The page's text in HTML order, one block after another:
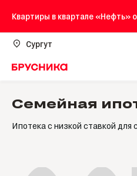
Квартиры в квартале «Нефть»
Сургут
Семейная
Ипотека с низкой ставкой для